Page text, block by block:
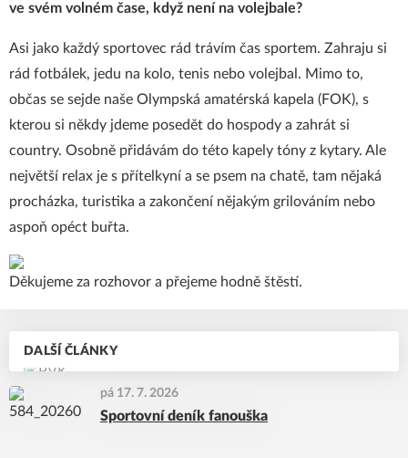
DALŠÍ ČLÁNKY
pá 17. 7. 2026
Sportovní deník fanouška
ve svém volném čase, když není na volejbale?
Asi jako každý sportovec rád trávím čas sportem. Zahraju si
rád fotbálek, jedu na kolo, tenis nebo volejbal. Mimo to,
občas se sejde naše Olympská amatérská kapela (FOK), s
kterou si někdy jdeme posedět do hospody a zahrát si
country. Osobně přidávám do této kapely tóny z kytary. Ale
největší relax je s přítelkyní a se psem na chatě, tam nějaká
procházka, turistika a zakončení nějakým grilováním nebo
aspoň opéct buřta.
Děkujeme za rozhovor a přejeme hodně štěstí.